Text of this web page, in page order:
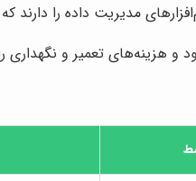
مدیریت داده را دارند
و هزینه‌های تعمیر و